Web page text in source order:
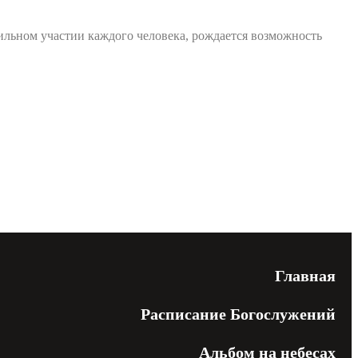
участии каждого человека, рождается возможность
Главная
Расписание Богослужений
Альбом на небесах